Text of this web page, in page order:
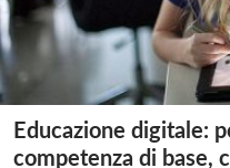
Educazione digitale:
competenza di base,